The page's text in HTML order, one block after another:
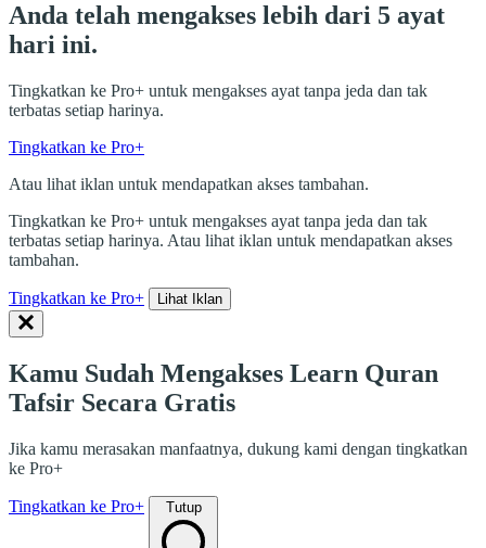
Anda telah mengakses lebih dari 5 ayat
hari ini.
Tingkatkan ke Pro+ untuk mengakses ayat tanpa jeda dan tak
terbatas setiap harinya.
Tingkatkan ke Pro+
Atau lihat iklan untuk mendapatkan akses tambahan.
Tingkatkan ke Pro+ untuk mengakses ayat tanpa jeda dan tak
terbatas setiap harinya. Atau lihat iklan untuk mendapatkan akses
tambahan.
Tingkatkan ke Pro+ Lihat Iklan
Kamu Sudah Mengakses Learn Quran
Tafsir Secara Gratis
Jika kamu merasakan manfaatnya, dukung kami dengan tingkatkan
ke Pro+
Tingkatkan ke Pro+ Tutup